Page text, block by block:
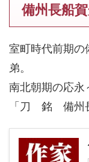
備州長船
室町時代前期の
弟。
南北朝期の応永
「刀 銘 備州